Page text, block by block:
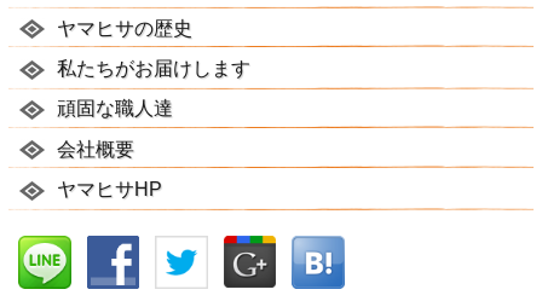
ヤマヒサの歴史
私たちがお届けします
頑固な職人達
会社概要
ヤマヒサHP